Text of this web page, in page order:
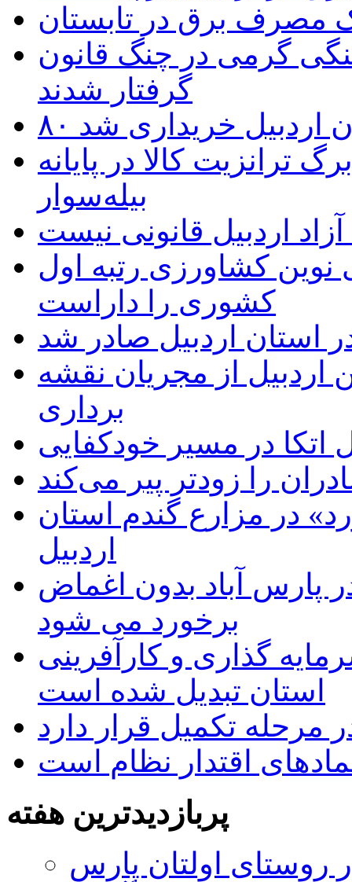
مصرف برق در تابستان
گرمی در چنگ قانون
گرفتار شدند
اردبیل خریداری شد
کالا در پایانه
بیله‌سوار
اردبیل قانونی نیست
نوین کشاورزی رتبه اول
کشوری را داراست
استان اردبیل صادر شد
از مجریان نقشه
برداری
در مسیر خودکفایی
را زودتر پیر می‌کند
در مزارع گندم استان
اردبیل
پارس آباد بدون اغماض
برخورد می شود
گذاری و کارآفرینی
استان تبدیل شده است
مرحله تکمیل قرار دارد
اقتدار نظام است
پربازدیدترین هفته
روستای اولتان پارس